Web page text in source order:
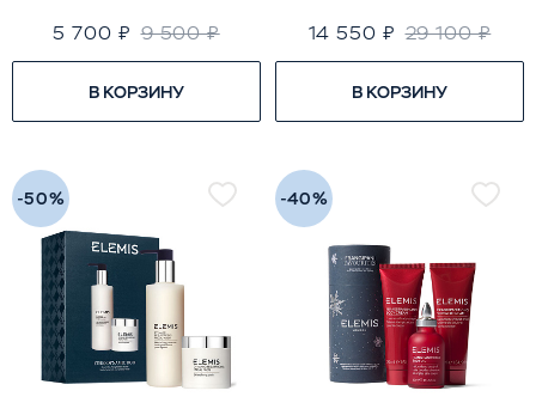
5 700 ₽ 9 500 ₽
В КОРЗИНУ
14 550 ₽ 29 100 ₽
В КОРЗИНУ
-50% -40%